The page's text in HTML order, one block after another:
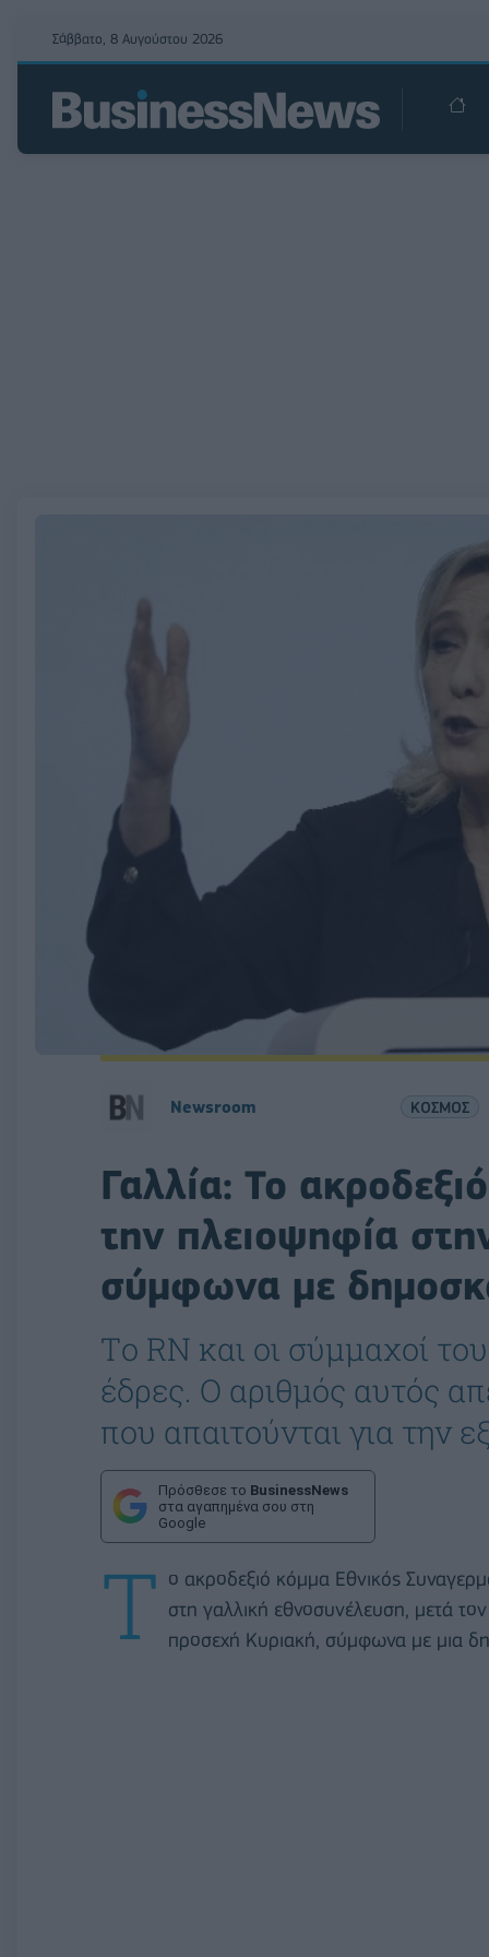
Σάββατο, 8 Αυγούστου 2026
Newsroom ΚΟΣΜΟΣ
Γαλλία: Το
την πλειοψηφία
σύμφωνα με
Tο RN και οι σύμμαχοί
έδρες. Ο αριθμός αυτός
που απαιτούνται για την
Πρόσθεσε το BusinessNews
στα αγαπημένα σου στη
Google
Τ ο ακροδεξιό κόμμα Εθνικός
στη γαλλική εθνοσυνέλευση, μετά
προσεχή Κυριακή, σύμφωνα με μια